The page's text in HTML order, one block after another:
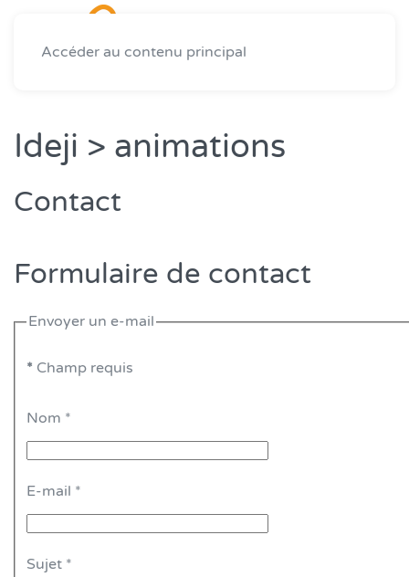
Accéder au contenu principal
Ideji > animations
Contact
Formulaire de contact
Envoyer un e-mail
* Champ requis
Nom *
E-mail *
Sujet *